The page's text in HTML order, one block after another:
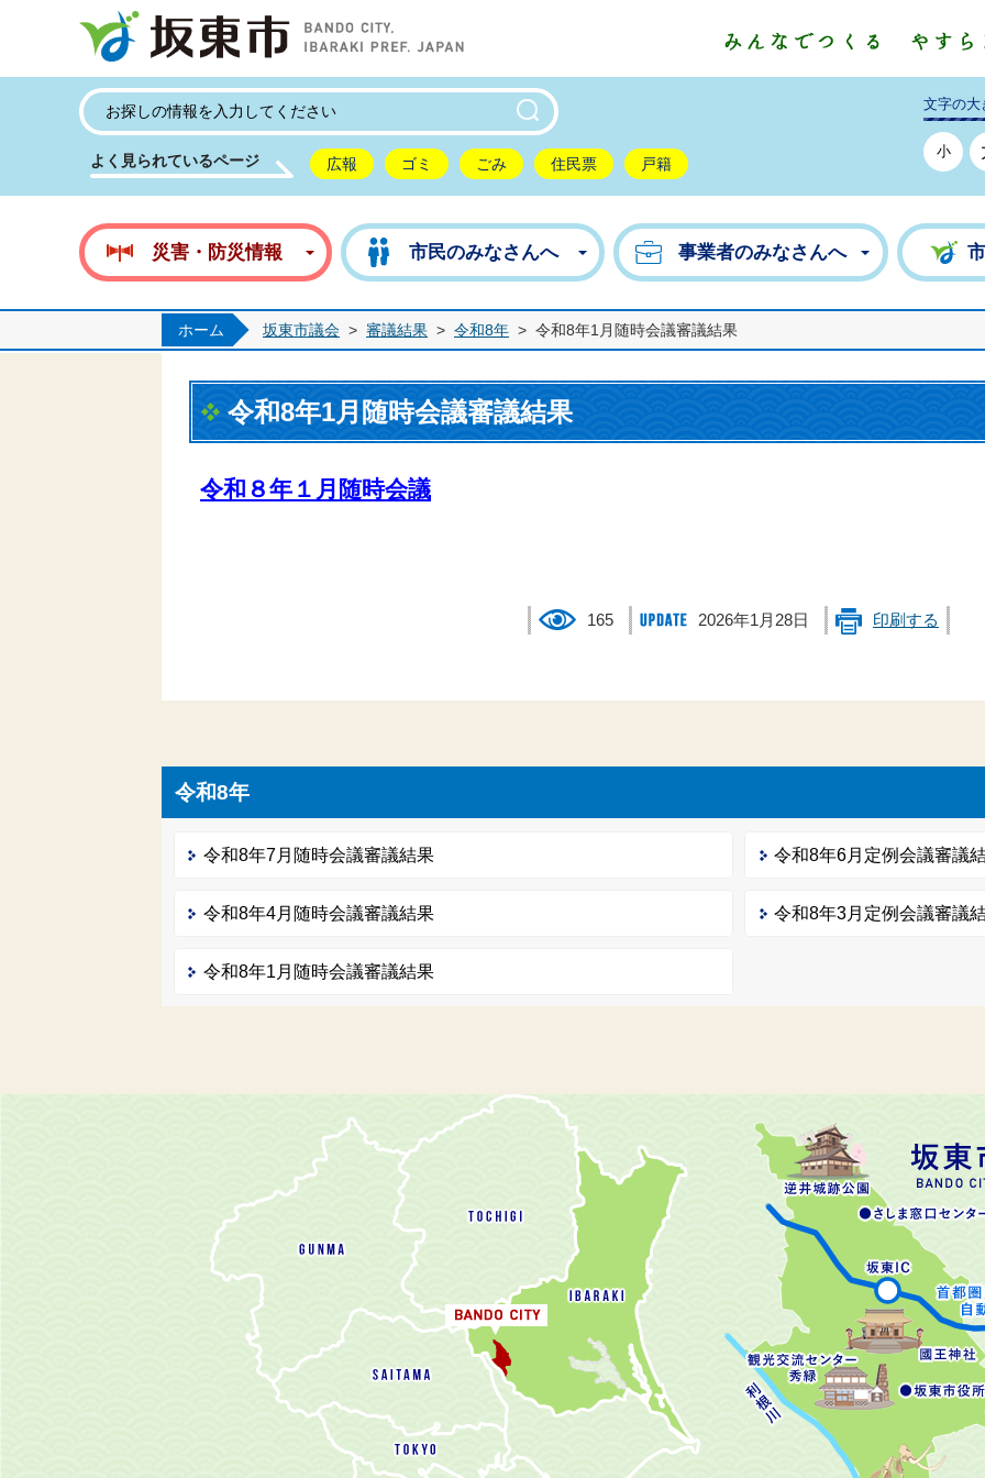
よく見られているページ 広報 ゴミ ごみ 住民票 戸籍
文字の大
小
災害・防災情報 市民のみなさんへ 事業者のみなさんへ
ホーム 坂東市議会 > 審議結果 > 令和8年 > 令和8年1月随時会議審議結果
令和8年1月随時会議審議結果
令和８年１月随時会議
165 2026年1月28日 印刷する
令和8年
令和8年7月随時会議審議結果 令和8年6月定例会議審議
令和8年4月随時会議審議結果 令和8年3月定例会議審議
令和8年1月随時会議審議結果